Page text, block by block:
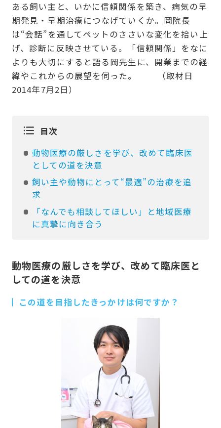
ある飼い主と、いかに信頼関係を築き、病気の早
期発見・早期治療につなげていくか。岡院長
は“会話”を通してペットのささいな変化を拾い上
げ、診断に反映させている。「信頼関係」をなに
よりも大切にすると語る岡先生に、開業までの経
緯やこれからの展望を伺った。 （取材日
2014年7月2日）
目次
動物医療の厳しさを学び、改めて臨床医
としての道を決意
飼い主や動物にとって“最適”の治療を追
求
「なんでも相談してほしい」と地域医療
に真摯に向き合う
動物医療の厳しさを学び、改めて臨床医と
しての道を決意
この道を目指したきっかけは何ですか？